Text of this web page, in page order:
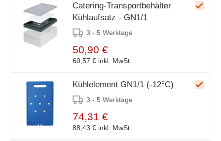
Catering-Transportbehälter
Kühlaufsatz - GN1/1
3 - 5 Werktage
50,90 €
60,57 € inkl. MwSt.
Kühlelement GN1/1 (-12°C)
3 - 5 Werktage
74,31 €
88,43 € inkl. MwSt.